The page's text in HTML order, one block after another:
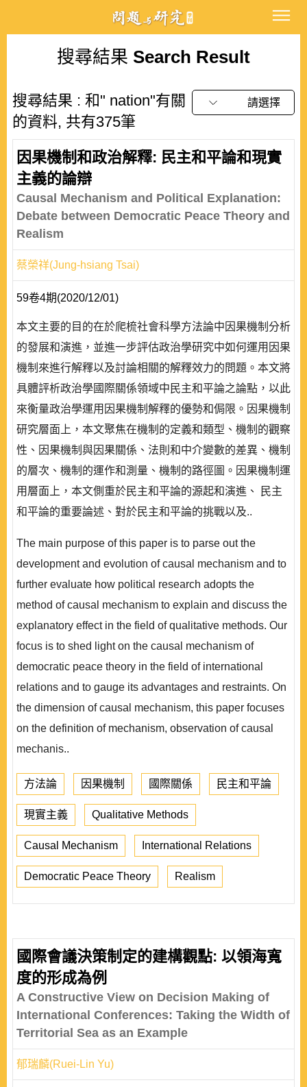
搜尋結果 Search Result
搜尋結果 : 和" nation"有關
的資料, 共有375筆
請選擇
因果機制和政治解釋: 民主和平論和現實
主義的論辯
Causal Mechanism and Political Explanation:
Debate between Democratic Peace Theory and
Realism
蔡榮祥(Jung-hsiang Tsai)
59卷4期(2020/12/01)
本文主要的目的在於爬梳社會科學方法論中因果機制分析
的發展和演進，並進一步評估政治學研究中如何運用因果
機制來進行解釋以及討論相關的解釋效力的問題。本文將
具體評析政治學國際關係領域中民主和平論之論點，以此
來衡量政治學運用因果機制解釋的優勢和侷限。因果機制
研究層面上，本文聚焦在機制的定義和類型、機制的觀察
性、因果機制與因果關係、法則和中介變數的差異、機制
的層次、機制的運作和測量、機制的路徑圖。因果機制運
用層面上，本文側重於民主和平論的源起和演進、 民主
和平論的重要論述、對於民主和平論的挑戰以及..
The main purpose of this paper is to parse out the
development and evolution of causal mechanism and to
further evaluate how political research adopts the
method of causal mechanism to explain and discuss the
explanatory effect in the field of qualitative methods. Our
focus is to shed light on the causal mechanism of
democratic peace theory in the field of international
relations and to gauge its advantages and restraints. On
the dimension of causal mechanism, this paper focuses
on the definition of mechanism, observation of causal
mechanis..
方法論 因果機制 國際關係 民主和平論
現實主義 Qualitative Methods
Causal Mechanism International Relations
Democratic Peace Theory Realism
國際會議決策制定的建構觀點: 以領海寬
度的形成為例
A Constructive View on Decision Making of
International Conferences: Taking the Width of
Territorial Sea as an Example
郁瑞麟(Ruei-Lin Yu)